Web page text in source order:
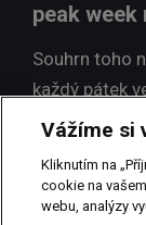
peak
Souhrn toho
každý pátek
Vážíme si
Kliknutím na
cookie na
webu, analýzy